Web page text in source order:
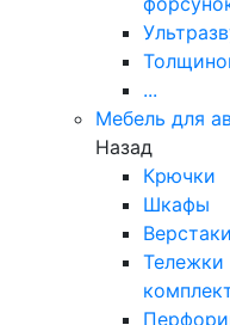
...
Мебель для
Назад
Крючки
Шкафы
Верстаки
Тележки